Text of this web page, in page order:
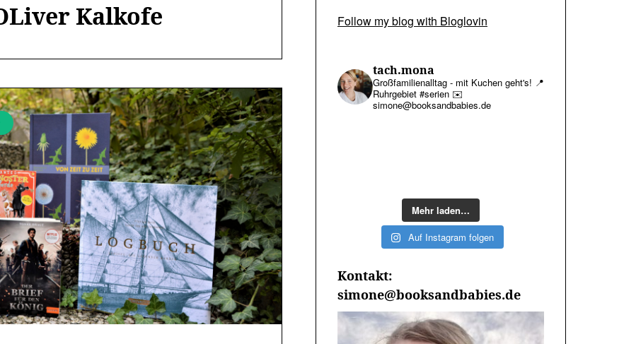
Kalkofe Follow my blog with Bloglovin
tach.mona
Großfamilienalltag - mit Kuchen geht's! 📍
Ruhrgebiet #serien ✉️
simone@booksandbabies.de
Mehr laden…
Auf Instagram folgen
Kontakt:
simone@booksandbabies.de